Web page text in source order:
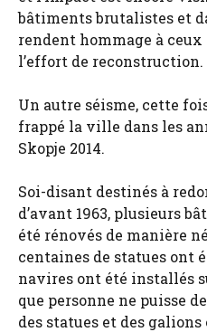
bâtiments brutalistes et
rendent hommage à
l’effort de reconstruction.
Un autre séisme, cette
frappé la ville dans les
Skopje 2014.
Soi-disant destinés à
d’avant 1963, plusieurs
été rénovés de manière
centaines de statues ont
navires ont été installés
que personne ne puisse
des statues et des